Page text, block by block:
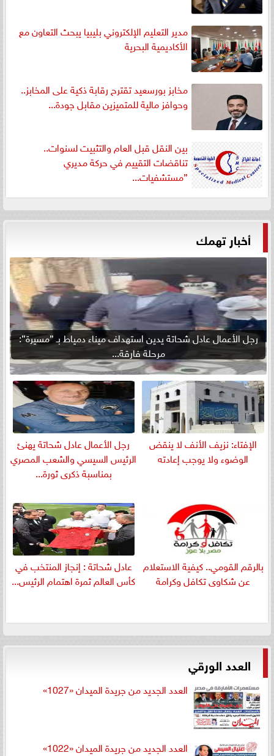
مدير التعليم الإلكتروني بليبيا يبحث التعاون مع
الأكاديمية البحرية
مخابز بورسعيد تقترح رقابة ذكية على المخابز..
وحوافز مالية للمتميزين مقابل جودة...
بين النقل قبل العام والتثبيت لسنوات..
تناقضات التقييم في حركة مديري
”مستشفيات...
أخبار تهمك
رجل الأعمال عادل شحاتة يدين استهداف ميناء دمياط بـ ”مسيرة”:
مرحلة فارقة...
الإفتاء: نزيف الأنف لا ينقض
الوضوء ولا يوجب إعادته
رجل الأعمال عادل شحاتة يهنئ
الرئيس السيسي والشعب المصري
بمناسبة ذكرى ثورة...
بالرقم القومي.. كيفية الاستعلام
عن شكاوى تكافل وكرامة
عادل شحاتة : إنجاز المنتخب في
كأس العالم ثمرة اهتمام الرئيس...
العدد الورقي
العدد الجديد من جريدة الميدان «1027»
العدد الجديد من جريدة الميدان «1022»